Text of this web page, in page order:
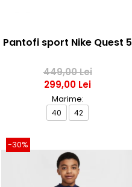
Pantofi sport Nike Quest 5
449,00 Lei
299,00 Lei
Marime:
40 42
-30%